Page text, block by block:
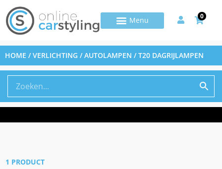
0
HOME /VERLICHTING /AUTOLAMPEN / T20 DAGRIJLAMPEN
1 PRODUCT